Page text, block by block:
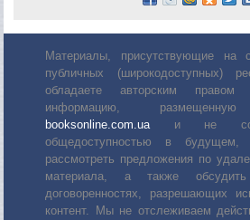
Материалы, присутствующие на
публичных (широкодоступных)
обладаете авторским
информацию,
booksonline.com.uaи не
общедоступностью в
рассмотреть предложения по
материала, а также
договоренностях, разрешающих
контент. Мы не отслеживаем